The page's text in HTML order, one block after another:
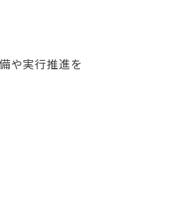
や実行推進を